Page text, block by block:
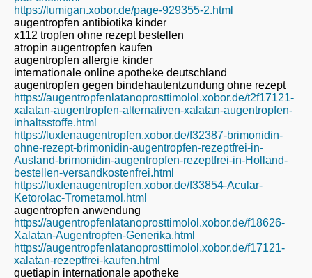
https://lumigan.xobor.de/page-929355-2.html
augentropfen antibiotika kinder
x112 tropfen ohne rezept bestellen
atropin augentropfen kaufen
augentropfen allergie kinder
internationale online apotheke deutschland
augentropfen gegen bindehautentzundung ohne rezept
https://augentropfenlatanoprosttimolol.xobor.de/t2f17121-
xalatan-augentropfen-alternativen-xalatan-augentropfen-
inhaltsstoffe.html
https://luxfenaugentropfen.xobor.de/f32387-brimonidin-
ohne-rezept-brimonidin-augentropfen-rezeptfrei-in-
Ausland-brimonidin-augentropfen-rezeptfrei-in-Holland-
bestellen-versandkostenfrei.html
https://luxfenaugentropfen.xobor.de/f33854-Acular-
Ketorolac-Trometamol.html
augentropfen anwendung
https://augentropfenlatanoprosttimolol.xobor.de/f18626-
Xalatan-Augentropfen-Generika.html
https://augentropfenlatanoprosttimolol.xobor.de/f17121-
xalatan-rezeptfrei-kaufen.html
quetiapin internationale apotheke